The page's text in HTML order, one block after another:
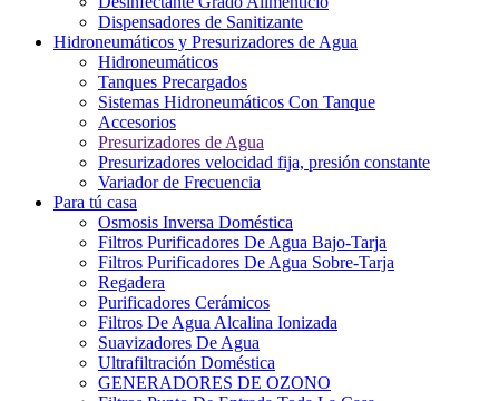
Dispensadores de Sanitizante
Hidroneumáticos y Presurizadores de Agua
Hidroneumáticos
Tanques Precargados
Sistemas Hidroneumáticos Con Tanque
Accesorios
Presurizadores de Agua
Presurizadores velocidad fija, presión constante
Variador de Frecuencia
Para tú casa
Osmosis Inversa Doméstica
Filtros Purificadores De Agua Bajo-Tarja
Filtros Purificadores De Agua Sobre-Tarja
Regadera
Purificadores Cerámicos
Filtros De Agua Alcalina Ionizada
Suavizadores De Agua
Ultrafiltración Doméstica
GENERADORES DE OZONO